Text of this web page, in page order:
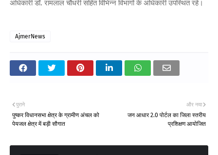
अधिकारी डॉ. रामलाल चौधरी सहित विभिन्न विभागों के अधिकारी उपस्थित रहे।
AjmerNews
और नया
जन आधार 2.0 पोर्टल का जिला स्तरीय
प्रशिक्षण आयोजित
पुराने
पुष्कर विधानसभा क्षेत्र के ग्रामीण अंचल को
पेयजल क्षेत्र में बड़ी सौगात